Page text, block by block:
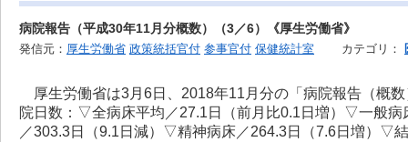
病院報告（平成30年11月分概数）（3／6）《厚生労働省》
発信元： 厚生労働省 政策統括官付 参事官付 保健統計室 カテゴリ：
厚生労働省は3月6日、2018年11月分の「病院報告（概
院日数：▽全病床平均／27.1日（前月比0.1日増）▽一般
／303.3日（9.1日減）▽精神病床／264.3日（7.6日増）▽